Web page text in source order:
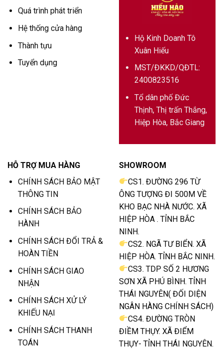
Quá trình phát triển
Hệ thống cửa hàng
Thành tựu
Tuyển dụng
Hộ Kinh Doanh Tô
Xuân Hiếu
MST/ĐKKD/QĐTL:
2400823516
Tổ dân phố Đức
Thịnh, Thị trấn Thắng,
Hiệp Hòa, Bắc Giang
HỖ TRỢ MUA HÀNG
CHÍNH SÁCH BẢO MẬT
THÔNG TIN
CHÍNH SÁCH BẢO
HÀNH
CHÍNH SÁCH ĐỔI TRẢ &
HOÀN TIỀN
CHÍNH SÁCH GIAO
NHẬN
CHÍNH SÁCH XỬ LÝ
KHIẾU NẠI
CHÍNH SÁCH THANH
TOÁN
SHOWROOM
CS1. ĐƯỜNG 296 TỪ
ÔNG TƯỢNG ĐI 500M VỀ
KHO BẠC NHÀ NƯỚC. XÃ
HIỆP HÒA . TỈNH BẮC
NINH.
CS2. NGÃ TƯ BIỂN. XÃ
HIỆP HÒA. TỈNH BẮC NINH.
CS3. TDP SỐ 2 HƯƠNG
SƠN XÃ PHÚ BÌNH. TỈNH
THÁI NGUYÊN( ĐỐI DIỆN
NGÂN HÀNG CHÍNH SÁCH)
CS4. ĐƯỜNG TRÒN
ĐIỀM THỤY. XÃ ĐIỂM
THỤY- TỈNH THÁI NGUYÊN.